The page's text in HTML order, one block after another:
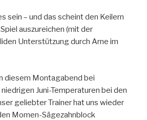
sein – und das scheint den Keilern
auszureichen (mit der
Unterstützung durch Arne im
diesem Montagabend bei
Juni-Temperaturen bei den
geliebter Trainer hat uns wieder
Momen-Sägezahnblock